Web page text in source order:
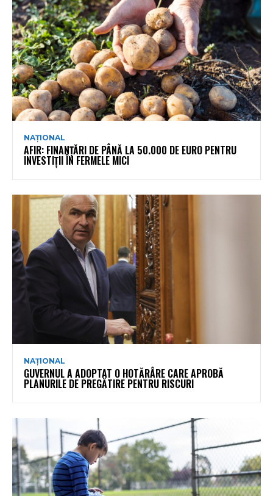
NAȚIONAL
AFIR: FINANȚĂRI DE PÂNĂ LA 50.000 DE EURO PENTRU
INVESTIȚII ÎN FERMELE MICI
NAȚIONAL
GUVERNUL A ADOPTAT O HOTĂRÂRE CARE APROBĂ
PLANURILE DE PREGĂTIRE PENTRU RISCURI